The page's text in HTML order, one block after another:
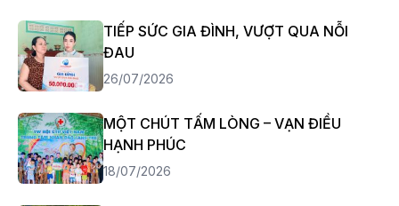
TIẾP SỨC GIA ĐÌNH, VƯỢT QUA NỖI
ĐAU
26/07/2026
MỘT CHÚT TẤM LÒNG – VẠN ĐIỀU
HẠNH PHÚC
18/07/2026